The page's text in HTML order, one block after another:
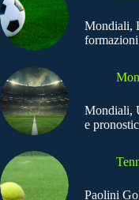
Mondiali,
Mondiali,
e
Paolini